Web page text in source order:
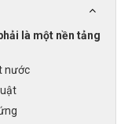
là một nền tảng
nước